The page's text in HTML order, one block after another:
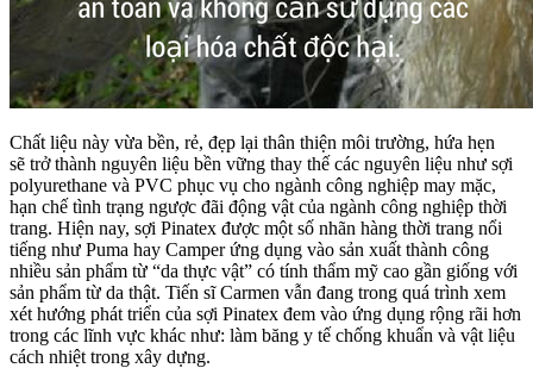
Chất liệu này vừa bền, rẻ, đẹp lại thân thiện môi trường, hứa hẹn
sẽ trở thành nguyên liệu bền vững thay thế các nguyên liệu như sợi
polyurethane và PVC phục vụ cho ngành công nghiệp may mặc,
hạn chế tình trạng ngược đãi động vật của ngành công nghiệp thời
trang. Hiện nay, sợi Pinatex được một số nhãn hàng thời trang nổi
tiếng như Puma hay Camper ứng dụng vào sản xuất thành công
nhiều sản phẩm từ “da thực vật” có tính thẩm mỹ cao gần giống với
sản phẩm từ da thật. Tiến sĩ Carmen vẫn đang trong quá trình xem
xét hướng phát triển của sợi Pinatex đem vào ứng dụng rộng rãi hơn
trong các lĩnh vực khác như: làm băng y tế chống khuẩn và vật liệu
cách nhiệt trong xây dựng.